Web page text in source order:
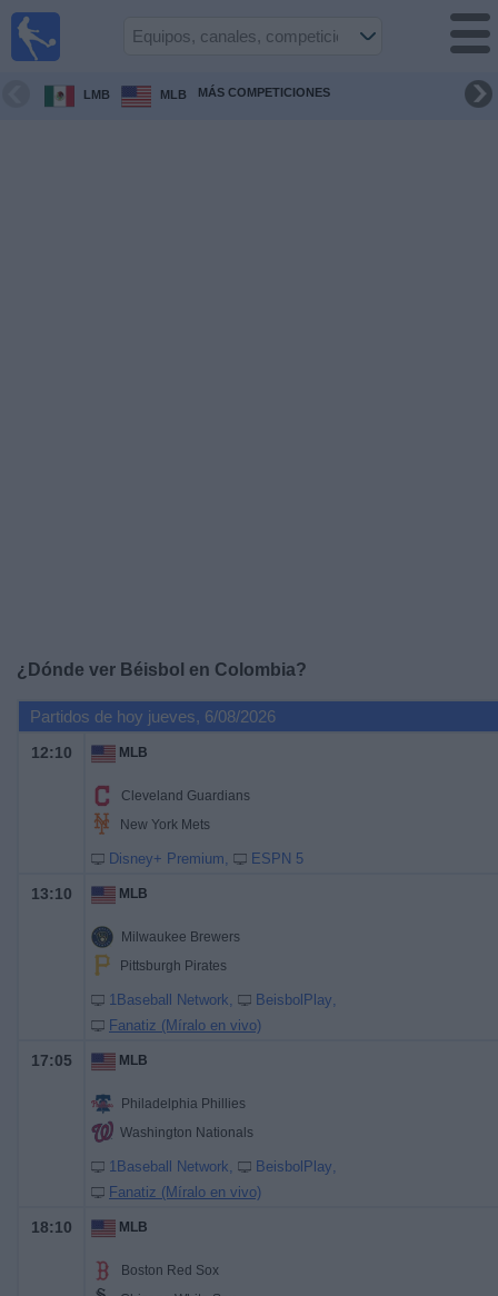
LMB MLB MÁS COMPETICIONES
¿Dónde ver Béisbol en Colombia?
Partidos de hoy jueves, 6/08/2026
12:10 MLB
Cleveland Guardians
New York Mets
Disney+ Premium ESPN 5
13:10 MLB
Milwaukee Brewers
Pittsburgh Pirates
1Baseball Network
BeisbolPlay
Fanatiz (Míralo en vivo)
17:05 MLB
Philadelphia Phillies
Washington Nationals
1Baseball Network
BeisbolPlay
Fanatiz (Míralo en vivo)
18:10 MLB
Boston Red Sox
Fútbol en
Guía de
Widget